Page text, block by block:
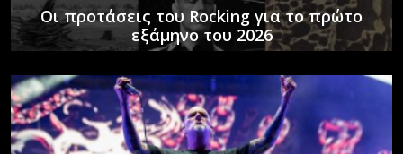
Οι προτάσεις του Rocking για το πρώτο
εξάμηνο του 2026